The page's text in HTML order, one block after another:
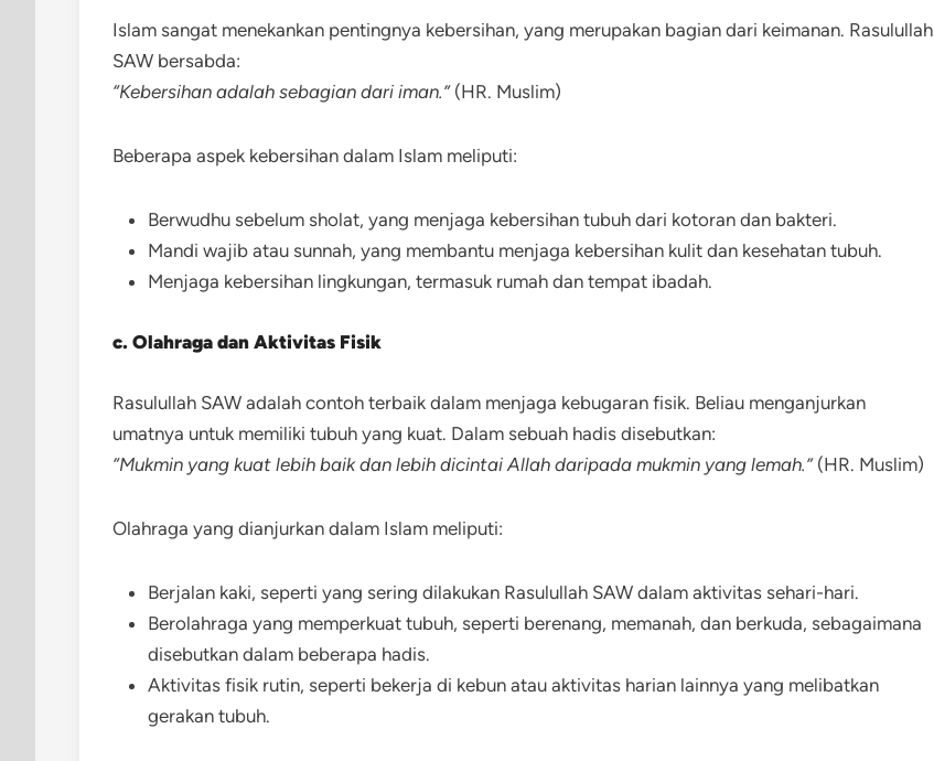
Islam sangat menekankan pentingnya kebersihan, yang merupakan bagian dari keimanan. Rasulullah
SAW bersabda:
“Kebersihan adalah sebagian dari iman.”(HR. Muslim)
Beberapa aspek kebersihan dalam Islam meliputi:
Berwudhu sebelum sholat, yang menjaga kebersihan tubuh dari kotoran dan bakteri.
Mandi wajib atau sunnah, yang membantu menjaga kebersihan kulit dan kesehatan tubuh.
Menjaga kebersihan lingkungan, termasuk rumah dan tempat ibadah.
c. Olahraga dan Aktivitas Fisik
Rasulullah SAW adalah contoh terbaik dalam menjaga kebugaran fisik. Beliau menganjurkan
umatnya untuk memiliki tubuh yang kuat. Dalam sebuah hadis disebutkan:
“Mukmin yang kuat lebih baik dan lebih dicintai Allah daripada mukmin yang lemah.”(HR. Muslim)
Olahraga yang dianjurkan dalam Islam meliputi:
Berjalan kaki, seperti yang sering dilakukan Rasulullah SAW dalam aktivitas sehari-hari.
Berolahraga yang memperkuat tubuh, seperti berenang, memanah, dan berkuda, sebagaimana
disebutkan dalam beberapa hadis.
Aktivitas fisik rutin, seperti bekerja di kebun atau aktivitas harian lainnya yang melibatkan
gerakan tubuh.